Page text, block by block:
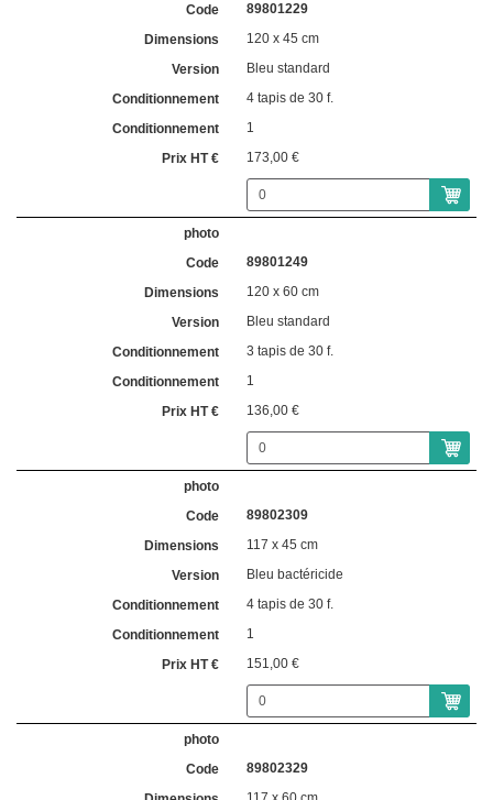
89801229
120 x 45 cm
Bleu standard
4 tapis de 30 f.
1
173,00 €
89801249
120 x 60 cm
Bleu standard
3 tapis de 30 f.
1
136,00 €
89802309
117 x 45 cm
Bleu bactéricide
4 tapis de 30 f.
1
151,00 €
89802329